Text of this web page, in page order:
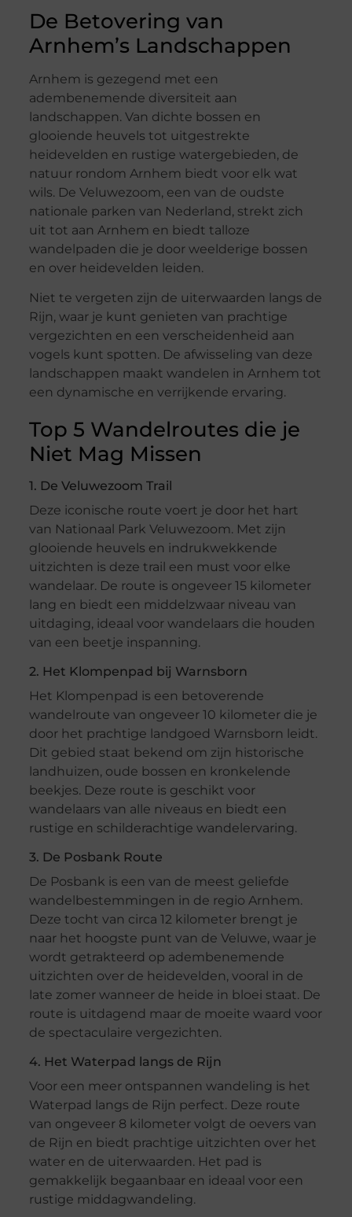
De Betovering van
Arnhem’s Landschappen
Arnhem is gezegend met een
adembenemende diversiteit aan
landschappen. Van dichte bossen en
glooiende heuvels tot uitgestrekte
heidevelden en rustige watergebieden, de
natuur rondom Arnhem biedt voor elk wat
wils. De Veluwezoom, een van de oudste
nationale parken van Nederland, strekt zich
uit tot aan Arnhem en biedt talloze
wandelpaden die je door weelderige bossen
en over heidevelden leiden.
Niet te vergeten zijn de uiterwaarden langs de
Rijn, waar je kunt genieten van prachtige
vergezichten en een verscheidenheid aan
vogels kunt spotten. De afwisseling van deze
landschappen maakt wandelen in Arnhem tot
een dynamische en verrijkende ervaring.
Top 5 Wandelroutes die je
Niet Mag Missen
1. De Veluwezoom Trail
Deze iconische route voert je door het hart
van Nationaal Park Veluwezoom. Met zijn
glooiende heuvels en indrukwekkende
uitzichten is deze trail een must voor elke
wandelaar. De route is ongeveer 15 kilometer
lang en biedt een middelzwaar niveau van
uitdaging, ideaal voor wandelaars die houden
van een beetje inspanning.
2. Het Klompenpad bij Warnsborn
Het Klompenpad is een betoverende
wandelroute van ongeveer 10 kilometer die je
door het prachtige landgoed Warnsborn leidt.
Dit gebied staat bekend om zijn historische
landhuizen, oude bossen en kronkelende
beekjes. Deze route is geschikt voor
wandelaars van alle niveaus en biedt een
rustige en schilderachtige wandelervaring.
3. De Posbank Route
De Posbank is een van de meest geliefde
wandelbestemmingen in de regio Arnhem.
Deze tocht van circa 12 kilometer brengt je
naar het hoogste punt van de Veluwe, waar je
wordt getrakteerd op adembenemende
uitzichten over de heidevelden, vooral in de
late zomer wanneer de heide in bloei staat. De
route is uitdagend maar de moeite waard voor
de spectaculaire vergezichten.
4. Het Waterpad langs de Rijn
Voor een meer ontspannen wandeling is het
Waterpad langs de Rijn perfect. Deze route
van ongeveer 8 kilometer volgt de oevers van
de Rijn en biedt prachtige uitzichten over het
water en de uiterwaarden. Het pad is
gemakkelijk begaanbaar en ideaal voor een
rustige middagwandeling.